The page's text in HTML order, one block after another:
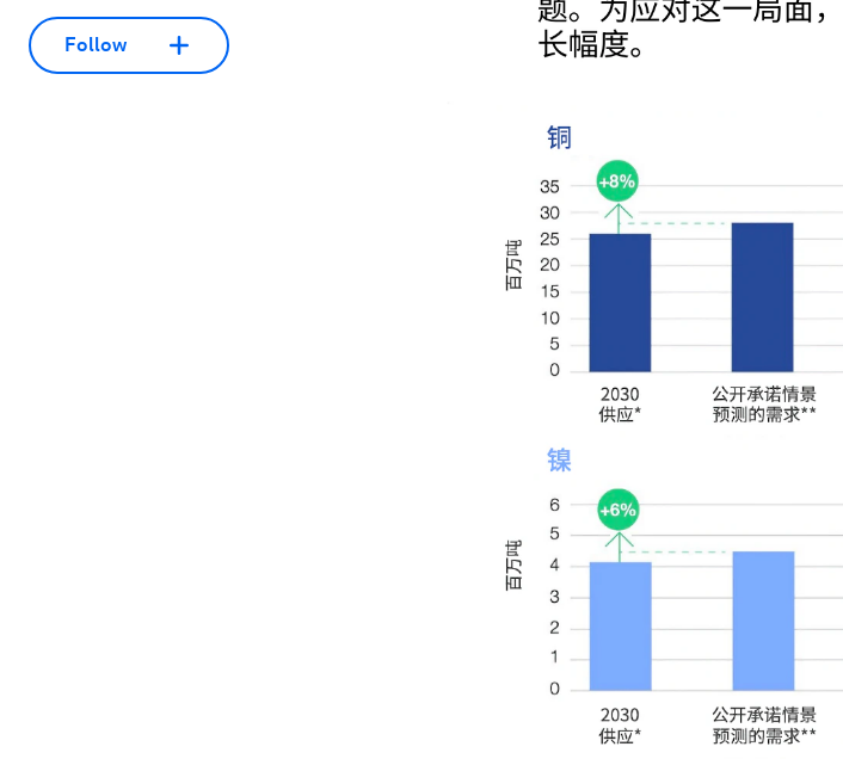
Follow